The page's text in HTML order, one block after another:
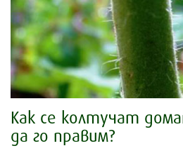
Как се колтучат
да го правим?